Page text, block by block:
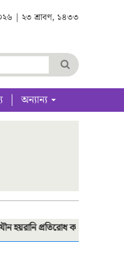
| ২৩ শ্রাবণ, ১৪৩৩
অন্যান্য
প্রতিরোধ কমিটি পুনর্গঠনে